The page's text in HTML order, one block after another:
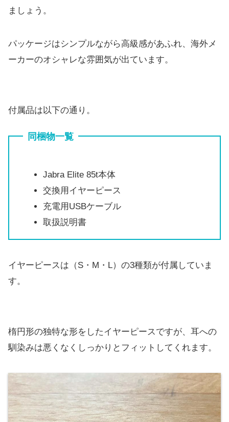
ましょう。
パッケージはシンプルながら高級感があふれ、海外メ
ーカーのオシャレな雰囲気が出ています。
付属品は以下の通り。
同梱物一覧
Jabra Elite 85t本体
交換用イヤーピース
充電用USBケーブル
取扱説明書
イヤーピースは（S・M・L）の3種類が付属していま
す。
楕円形の独特な形をしたイヤーピースですが、耳への
馴染みは悪くなくしっかりとフィットしてくれます。